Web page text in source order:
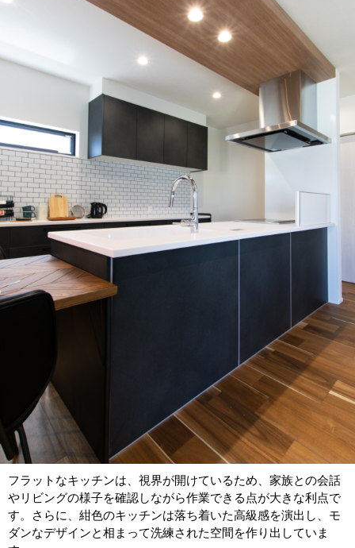
フラットなキッチンは、視界が開けているため、家族との会話
やリビングの様子を確認しながら作業できる点が大きな利点で
す。さらに、紺色のキッチンは落ち着いた高級感を演出し、モ
ダンなデザインと相まって洗練された空間を作り出していま